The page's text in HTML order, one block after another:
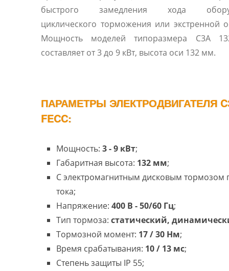
быстрого замедления хода
циклического торможения или экстренной
Мощность моделей типоразмера C3A
составляет от 3 до 9 кВт, высота оси 132 мм.
ПАРАМЕТРЫ ЭЛЕКТРОДВИГАТЕЛЯ
FECC:
Мощность: 3 - 9 кВт;
Габаритная высота: 132 мм;
С электромагнитным дисковым тормозом
тока;
Напряжение: 400 В - 50/60 Гц;
Тип тормоза: статический,
Тормозной момент: 17 / 30 Нм;
Время срабатывания: 10 / 13 мс;
Степень защиты IP 55;